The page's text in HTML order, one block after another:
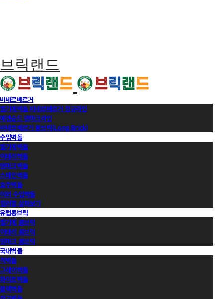
브릭랜드
비네르베르거
벨기에벽돌 비네르베르거 정규라인
에겐순드 덴마크라인
비네르베르거 롱브릭(Long Brick)
수입벽돌
벨기에벽돌
이태리벽돌
덴마크벽돌
스페인벽돌
호주벽돌
이외 수입벽돌
컬러별 살펴보기
유럽롱브릭
벨기에 롱브릭
이태리 롱브릭
덴마크 롱브릭
국내벽돌
적벽돌
그레이벽돌
화이트벽돌
블랙벽돌